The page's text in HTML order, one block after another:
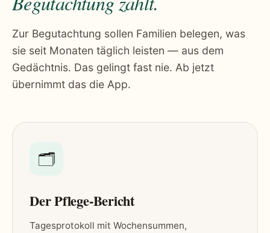
Zur Begutachtung sollen Familien belegen, was
sie seit Monaten täglich leisten — aus dem
Gedächtnis. Das gelingt fast nie. Ab jetzt
übernimmt das die App.
🗂
Der Pflege-Bericht
Tagesprotokoll mit Wochensummen,